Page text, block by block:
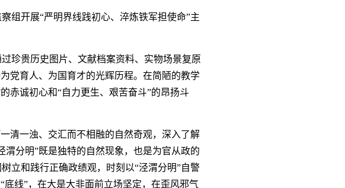
组开展“严明界线践初心、淬炼铁军担使命”主
珍贵历史图片、文献档案资料、实物场景复原
党育人、为国育才的光辉历程。在简陋的教学
赤诚初心和“自力更生、艰苦奋斗”的昂扬斗
清一浊、交汇而不相融的自然奇观，深入了解
分明”既是独特的自然现象，也是为官从政的
立和践行正确政绩观，时刻以“泾渭分明”自警
线”，在大是大非面前立场坚定，在歪风邪气